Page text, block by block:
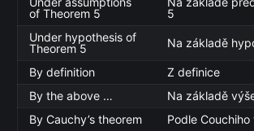
of Theorem 5
5
Under hypothesis of
Theorem 5
Na základě
By definition
Z definice
By the above …
Na základě
By Cauchy’s theorem
Podle